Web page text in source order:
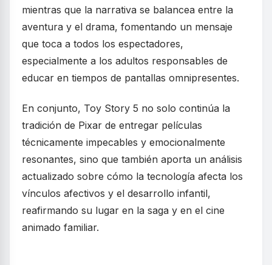
mientras que la narrativa se balancea entre la
aventura y el drama, fomentando un mensaje
que toca a todos los espectadores,
especialmente a los adultos responsables de
educar en tiempos de pantallas omnipresentes.
En conjunto, Toy Story 5 no solo continúa la
tradición de Pixar de entregar películas
técnicamente impecables y emocionalmente
resonantes, sino que también aporta un análisis
actualizado sobre cómo la tecnología afecta los
vínculos afectivos y el desarrollo infantil,
reafirmando su lugar en la saga y en el cine
animado familiar.